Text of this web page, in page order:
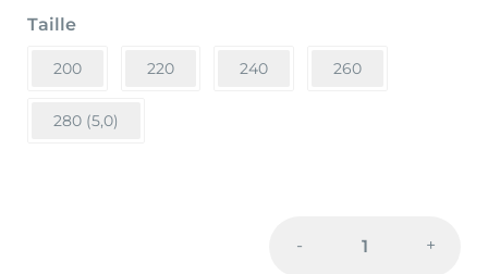
Taille
200 220 240 260
280 (5,0)
BLANC/MARRON
- +